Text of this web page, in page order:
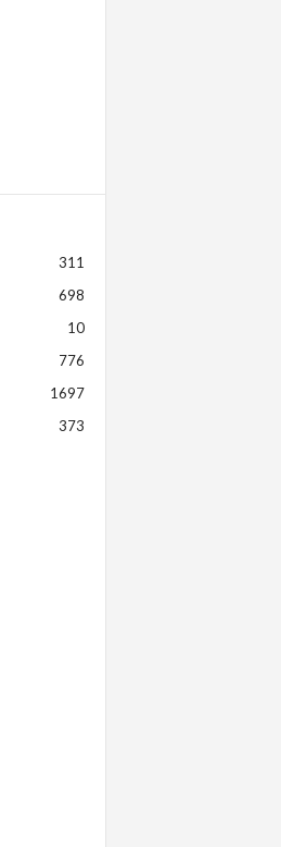
311
698
10
776
1697
373